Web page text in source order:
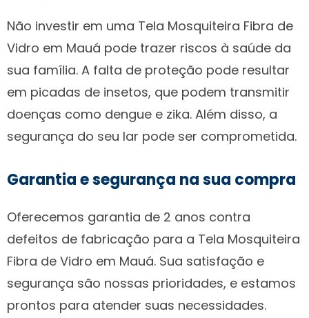
Não investir em uma Tela Mosquiteira Fibra de
Vidro em Mauá pode trazer riscos à saúde da
sua família. A falta de proteção pode resultar
em picadas de insetos, que podem transmitir
doenças como dengue e zika. Além disso, a
segurança do seu lar pode ser comprometida.
Garantia e segurança na sua compra
Oferecemos garantia de 2 anos contra
defeitos de fabricação para a Tela Mosquiteira
Fibra de Vidro em Mauá. Sua satisfação e
segurança são nossas prioridades, e estamos
prontos para atender suas necessidades.